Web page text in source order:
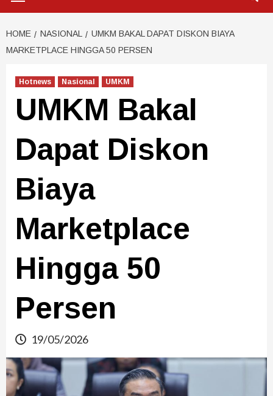
HOME NASIONAL
UMKM BAKAL DAPAT DISKON BIAYA
MARKETPLACE HINGGA 50 PERSEN
Hotnews Nasional UMKM
UMKM Bakal
Dapat Diskon
Biaya
Marketplace
Hingga 50
Persen
19/05/2026